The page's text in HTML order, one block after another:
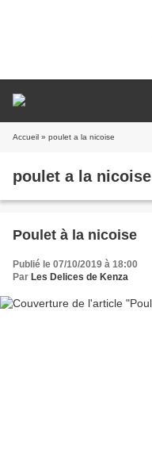
Accueil » poulet a la nicoise
poulet a la nicoise
Poulet à la nicoise
Publié le 07/10/2019 à 18:00
Par Les Delices de Kenza